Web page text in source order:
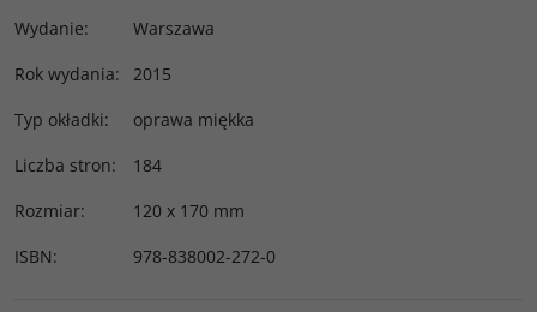
Wydanie:
Warszawa
Rok wydania:
2015
Typ okładki:
oprawa miękka
Liczba stron:
184
Rozmiar:
120 x 170 mm
ISBN: 978-838002-272-0